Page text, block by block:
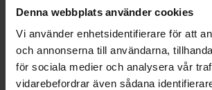
Denna webbplats använder cookies
Vi använder enhetsidentifierare för att
och annonserna till användarna,
för sociala medier och analysera vår
vidarebefordrar även sådana
Gem som favorit